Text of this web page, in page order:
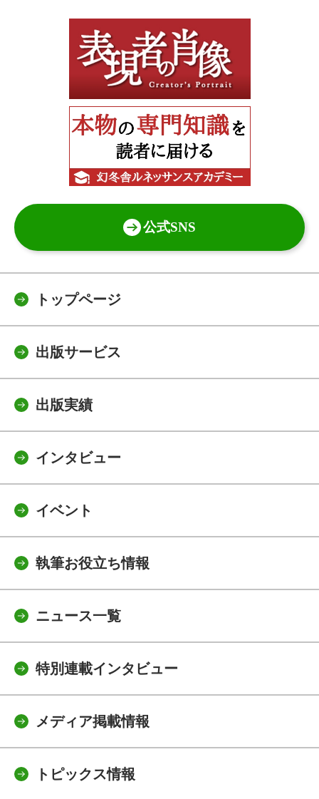
公式SNS
トップページ
出版サービス
出版実績
インタビュー
イベント
執筆お役立ち情報
ニュース一覧
特別連載インタビュー
メディア掲載情報
トピックス情報